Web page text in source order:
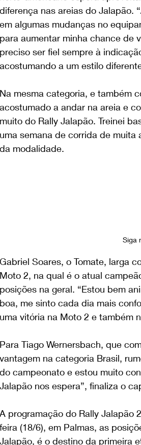
diferença nas areias do Jalapão.
em algumas mudanças no
para aumentar minha chance de
preciso ser fiel sempre à
acostumando a um estilo
Na mesma categoria, e também
acostumado a andar na areia e
muito do Rally Jalapão. Treinei
uma semana de corrida de
da modalidade.
Siga
Gabriel Soares, o Tomate, larga
Moto 2, na qual é o atual
posições na geral. “Estou bem
boa, me sinto cada dia mais
uma vitória na Moto 2 e também
Para Tiago Wernersbach, que
vantagem na categoria Brasil,
do campeonato e estou muito
Jalapão nos espera”, finaliza o
A programação do Rally Jalapão
feira (18/6), em Palmas, as
Jalapão, é o destino da primeira